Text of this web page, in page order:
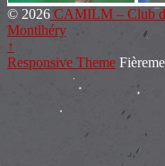
© 2026 CAMILM – Club
Montlhéry
↑
Responsive Theme